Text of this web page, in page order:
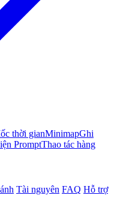
thời gianMinimapGhi
PromptThao tác hàng
Tài nguyên FAQ Hỗ trợ